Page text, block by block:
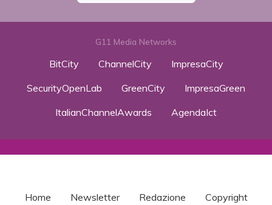
G11 Media Networks
BitCity ChannelCity
ImpresaCity
SecurityOpenLab
GreenCity
ImpresaGreen
ItalianChannelAwards
AgendaIct
Home Newsletter Redazione Copyright